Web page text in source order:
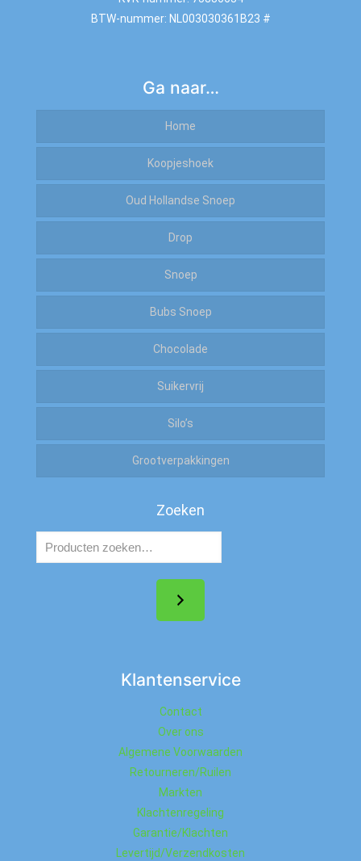
BTW-nummer: NL003030361B23 #
Ga naar…
Home
Koopjeshoek
Sale
OP=OP
Kiloknallers
To Good To Go
Oud Hollandse Snoep
Drop
Zoet
Zout
Arabische Gom
Snoep
Amerikaans Snoep
Zoet
Zuur
Zout
Bubs Snoep
Chocolade
Suikervrij
Silo’s
Grootverpakkingen
Zoeken
Klantenservice
Contact
Over ons
Algemene Voorwaarden
Retourneren/Ruilen
Markten
Klachtenregeling
Garantie/Klachten
Levertijd/Verzendkosten